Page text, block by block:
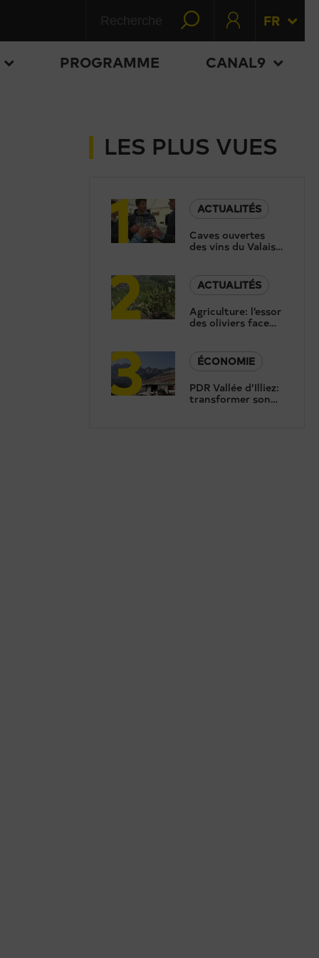
FR
PROGRAMME CANAL9
LES PLUS VUES
1
ACTUALITÉS
Caves ouvertes
des vins du Valais:
20 ans
2
ACTUALITÉS
Agriculture: l’essor
des oliviers face
3
ÉCONOMIE
PDR Vallée d’Illiez:
transformer son